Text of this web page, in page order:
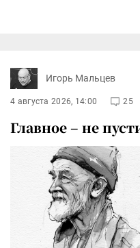
Игорь Мальцев
4 августа 2026, 14:00 25
Главное – не